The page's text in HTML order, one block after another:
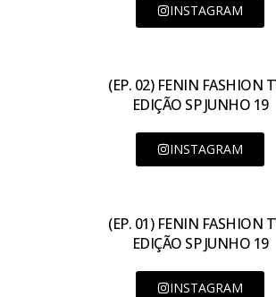
INSTAGRAM
(EP. 02) FENIN FASHION
EDIÇÃO SP JUNHO 19
INSTAGRAM
(EP. 01) FENIN FASHION
EDIÇÃO SP JUNHO 19
INSTAGRAM